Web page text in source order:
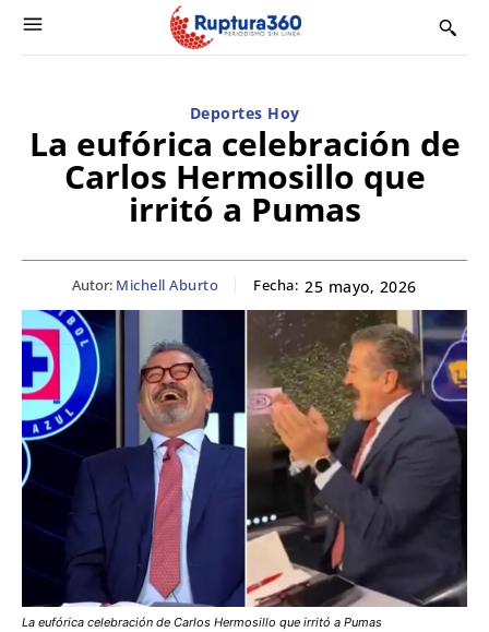
Deportes Hoy
La eufórica celebración de
Carlos Hermosillo que
irritó a Pumas
Autor: Michell Aburto Fecha: 25 mayo, 2026
La eufórica celebración de Carlos Hermosillo que irritó a Pumas